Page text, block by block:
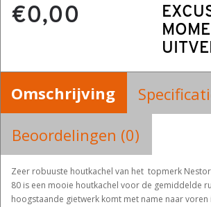
€0,00
Omschrijving
Beoordelingen (0)
Zeer robuuste houtkachel van het topmerk
80 is een mooie houtkachel voor de gemiddelde
hoogstaande gietwerk komt met name naar voren